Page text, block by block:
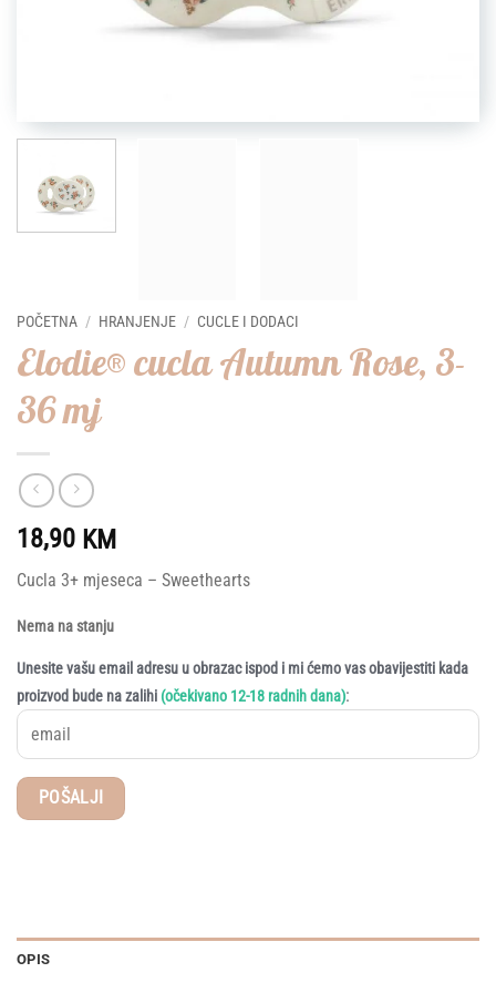
POČETNA / HRANJENJE / CUCLE I DODACI
Elodie® cucla Autumn Rose, 3-
36 mj
18,90 KM
Cucla 3+ mjeseca – Sweethearts
Nema na stanju
Unesite vašu email adresu u obrazac ispod i mi ćemo vas obavijestiti kada
proizvod bude na zalihi (očekivano 12-18 radnih dana):
OPIS